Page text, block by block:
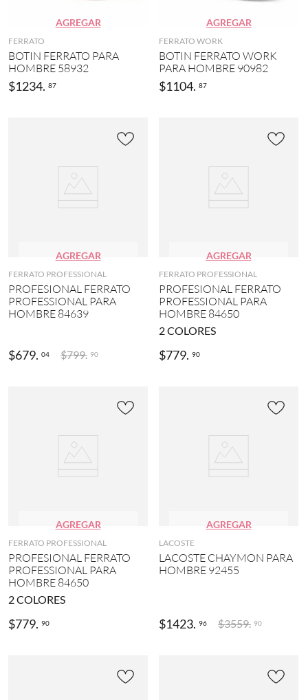
AGREGAR
FERRATO
BOTIN FERRATO PARA
HOMBRE 58932
$1234. 87
AGREGAR
FERRATO WORK
BOTIN FERRATO WORK
PARA HOMBRE 90982
$1104. 87
AGREGAR
FERRATO PROFESSIONAL
PROFESIONAL FERRATO
PROFESSIONAL PARA
HOMBRE 84639
$679. 04 $799. 90
AGREGAR
FERRATO PROFESSIONAL
PROFESIONAL FERRATO
PROFESSIONAL PARA
HOMBRE 84650
2COLORES
$779. 90
AGREGAR
FERRATO PROFESSIONAL
PROFESIONAL FERRATO
PROFESSIONAL PARA
HOMBRE 84650
2COLORES
$779. 90
AGREGAR
LACOSTE
LACOSTE CHAYMON PARA
HOMBRE 92455
$1423. 96 $3559. 90